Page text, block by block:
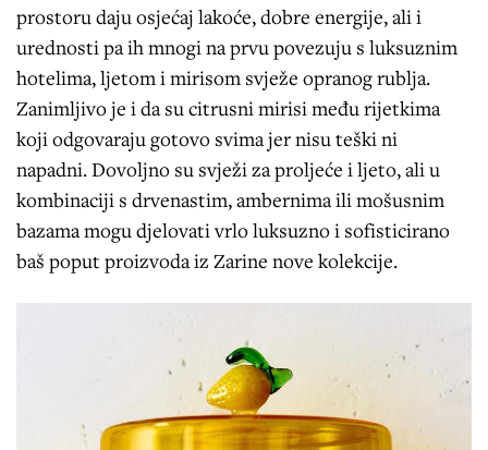
prostoru daju osjećaj lakoće, dobre energije, ali i
urednosti pa ih mnogi na prvu povezuju s luksuznim
hotelima, ljetom i mirisom svježe opranog rublja.
Zanimljivo je i da su citrusni mirisi među rijetkima
koji odgovaraju gotovo svima jer nisu teški ni
napadni. Dovoljno su svježi za proljeće i ljeto, ali u
kombinaciji s drvenastim, ambernima ili mošusnim
bazama mogu djelovati vrlo luksuzno i sofisticirano
baš poput proizvoda iz Zarine nove kolekcije.